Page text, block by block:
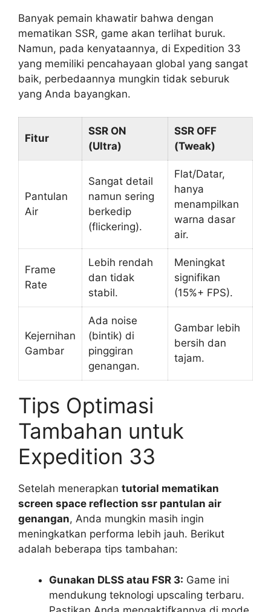
Banyak pemain khawatir bahwa dengan
mematikan SSR, game akan terlihat buruk.
Namun, pada kenyataannya, di Expedition 33
yang memiliki pencahayaan global yang sangat
baik, perbedaannya mungkin tidak seburuk
yang Anda bayangkan.
Fitur
SSR ON
(Ultra)
SSR OFF
(Tweak)
Pantulan
Air
Sangat detail
namun sering
berkedip
(flickering).
Flat/Datar,
hanya
menampilkan
warna dasar
air.
Frame
Rate
Lebih rendah
dan tidak
stabil.
Meningkat
signifikan
(15%+ FPS).
Kejernihan
Gambar
Ada noise
(bintik) di
pinggiran
genangan.
Gambar lebih
bersih dan
tajam.
Tips Optimasi
Tambahan untuk
Expedition 33
Setelah menerapkan tutorial mematikan
screen space reflection ssr pantulan air
genangan, Anda mungkin masih ingin
meningkatkan performa lebih jauh. Berikut
adalah beberapa tips tambahan:
Gunakan DLSS atau FSR 3: Game ini
mendukung teknologi upscaling terbaru.